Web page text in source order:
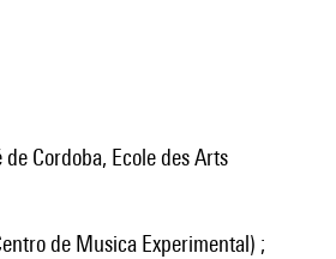
de Cordoba, Ecole des Arts